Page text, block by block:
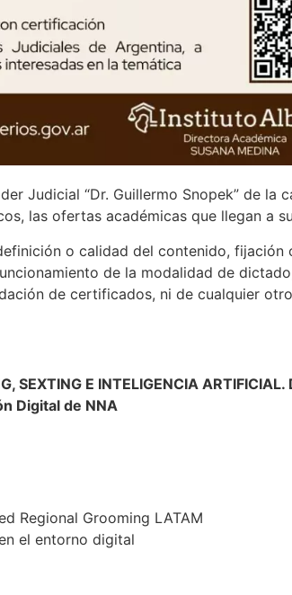
Judicial “Dr. Guillermo Snopek” de la
las ofertas académicas que llegan a
o calidad del contenido,
de la modalidad de
de certificados, ni de cualquier
SEXTING E INTELIGENCIA
Digital de NNA
Regional Grooming LATAM
el entorno digital